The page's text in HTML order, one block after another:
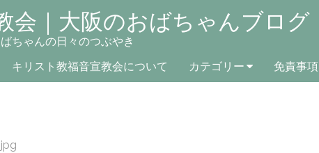
会｜大阪のおばちゃんブログ
ちゃんの日々のつぶやき
キリスト教福音宣教会について カテゴリー 免責事項